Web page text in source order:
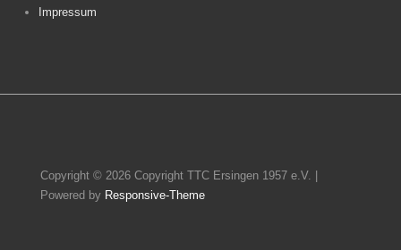
Impressum
Copyright © 2026 Copyright TTC Ersingen 1957 e.V.
Powered by Responsive-Theme